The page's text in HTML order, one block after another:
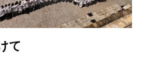
て